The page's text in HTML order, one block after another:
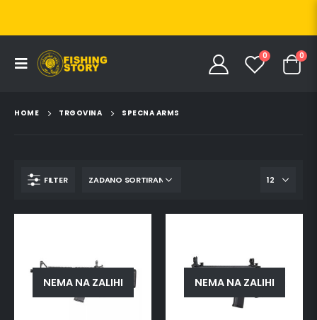
0 0
HOME TRGOVINA SPECNA ARMS
FILTER
NEMA NA ZALIHI NEMA NA ZALIHI